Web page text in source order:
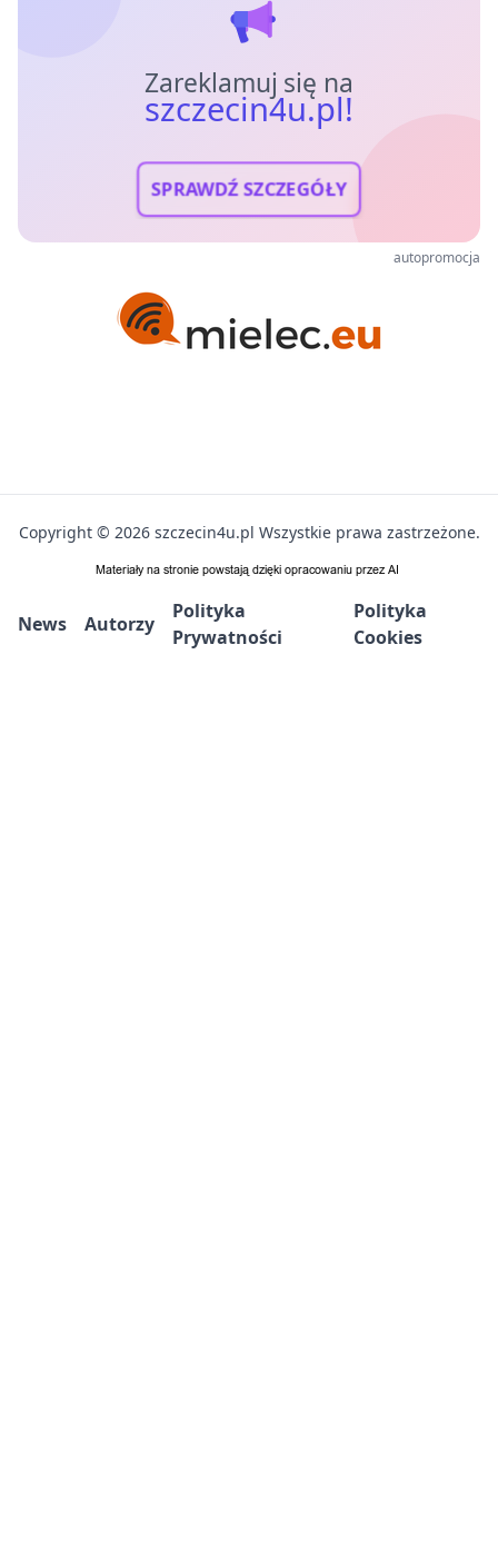
Zareklamuj się na
szczecin4u.pl!
SPRAWDŹ SZCZEGÓŁY
autopromocja
Copyright © 2026 szczecin4u.pl Wszystkie prawa zastrzeżone.
News Autorzy
Polityka
Prywatności
Polityka
Cookies